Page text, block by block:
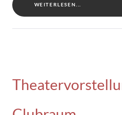
WEITERLESEN...